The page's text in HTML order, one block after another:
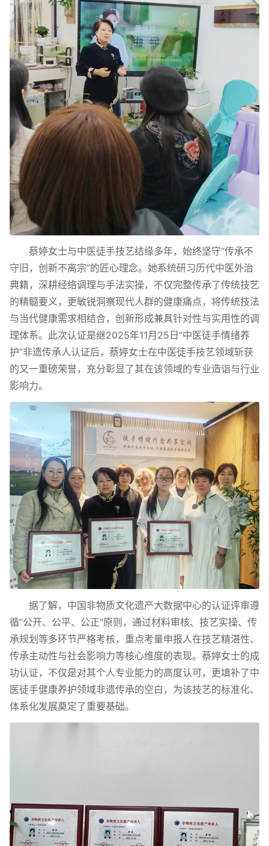
蔡婷女士与中医徒手技艺结缘多年，始终坚守“传承不
守旧，创新不离宗”的匠心理念。她系统研习历代中医外治
典籍，深耕经络调理与手法实操，不仅完整传承了传统技艺
的精髓要义，更敏锐洞察现代人群的健康痛点，将传统技法
与当代健康需求相结合，创新形成兼具针对性与实用性的调
理体系。此次认证是继2025年11月25日“中医徒手情绪养
护”非遗传承人认证后，蔡婷女士在中医徒手技艺领域斩获
的又一重磅荣誉，充分彰显了其在该领域的专业造诣与行业
影响力。
据了解，中国非物质文化遗产大数据中心的认证评审遵
循“公开、公平、公正”原则，通过材料审核、技艺实操、传
承规划等多环节严格考核，重点考量申报人在技艺精湛性、
传承主动性与社会影响力等核心维度的表现。蔡婷女士的成
功认证，不仅是对其个人专业能力的高度认可，更填补了中
医徒手健康养护领域非遗传承的空白，为该技艺的标准化、
体系化发展奠定了重要基础。